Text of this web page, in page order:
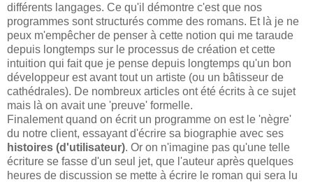
différents langages. Ce qu'il démontre c'est que nos
programmes sont structurés comme des romans. Et là je ne
peux m'empêcher de penser à cette notion qui me taraude
depuis longtemps sur le processus de création et cette
intuition qui fait que je pense depuis longtemps qu'un bon
développeur est avant tout un artiste (ou un bâtisseur de
cathédrales). De nombreux articles ont été écrits à ce sujet
mais là on avait une 'preuve' formelle.
Finalement quand on écrit un programme on est le 'nègre'
du notre client, essayant d'écrire sa biographie avec ses
histoires (d'utilisateur). Or on n'imagine pas qu'une telle
écriture se fasse d'un seul jet, que l'auteur après quelques
heures de discussion se mette à écrire le roman qui sera lu